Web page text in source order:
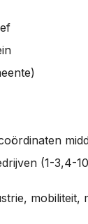
(1-3,4-
mobiliteit,